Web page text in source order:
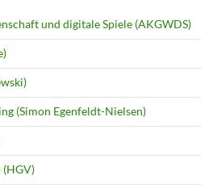
und digitale Spiele (AKGWDS)
(Simon Egenfeldt-Nielsen)
(HGV)